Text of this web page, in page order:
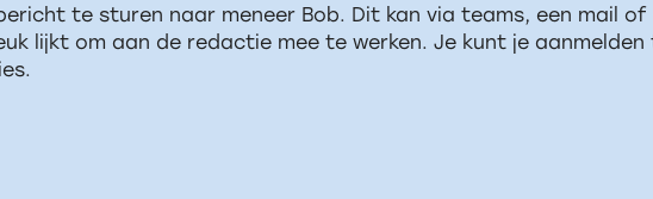
te sturen naar meneer Bob. Dit kan via teams, een mail of
lijkt om aan de redactie mee te werken. Je kunt je